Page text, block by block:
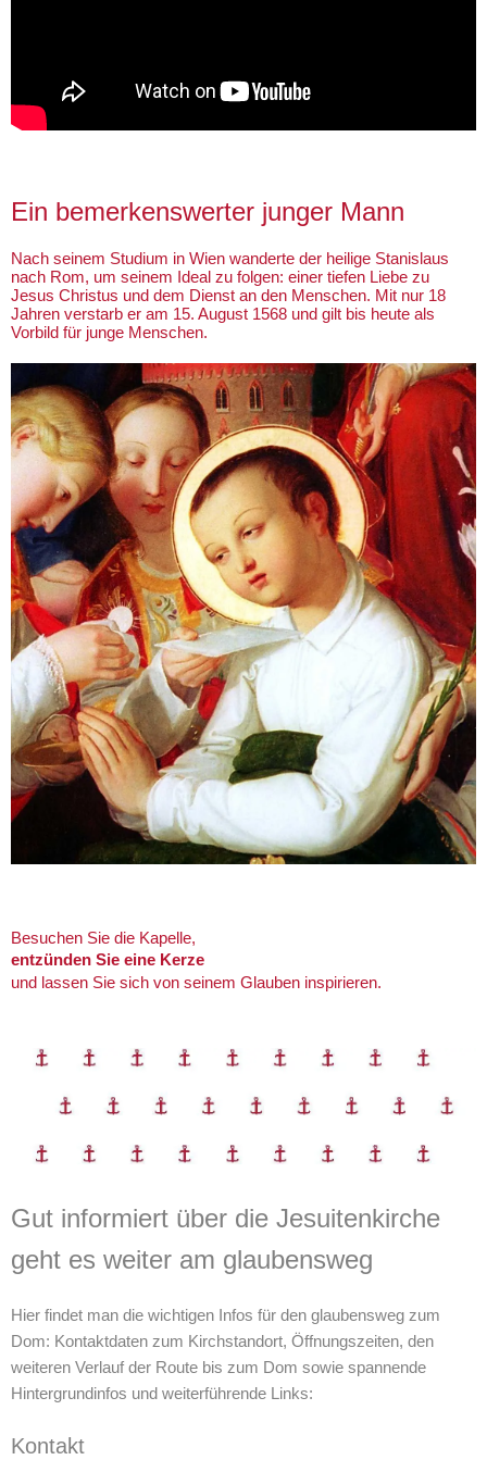
Ein bemerkenswerter junger Mann
Nach seinem Studium in Wien wanderte der heilige Stanislaus
nach Rom, um seinem Ideal zu folgen: einer tiefen Liebe zu
Jesus Christus und dem Dienst an den Menschen. Mit nur 18
Jahren verstarb er am 15. August 1568 und gilt bis heute als
Vorbild für junge Menschen.
Besuchen Sie die Kapelle,
entzünden Sie eine Kerze
und lassen Sie sich von seinem Glauben inspirieren.
Gut informiert über die Jesuitenkirche
geht es weiter am glaubensweg
Hier findet man die wichtigen Infos für den glaubensweg zum
Dom: Kontaktdaten zum Kirchstandort, Öffnungszeiten, den
weiteren Verlauf der Route bis zum Dom sowie spannende
Hintergrundinfos und weiterführende Links:
Kontakt